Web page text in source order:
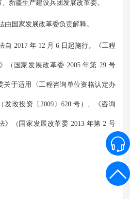
新疆生产建设兵团发展改革委。
国家发展改革委负责解释。
2017 年 12 月 6 日起施行。《工程
（国家发展改革委 2005 年第 29 号
关于适用〈工程咨询单位资格认定办
发改投资〔2009〕620 号）、《咨询
》（国家发展改革委 2013 年第 2 号